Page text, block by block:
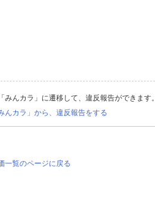
みんカラ」に遷移して、違反報告ができます。
みんカラ」から、違反報告をする
一覧のページに戻る